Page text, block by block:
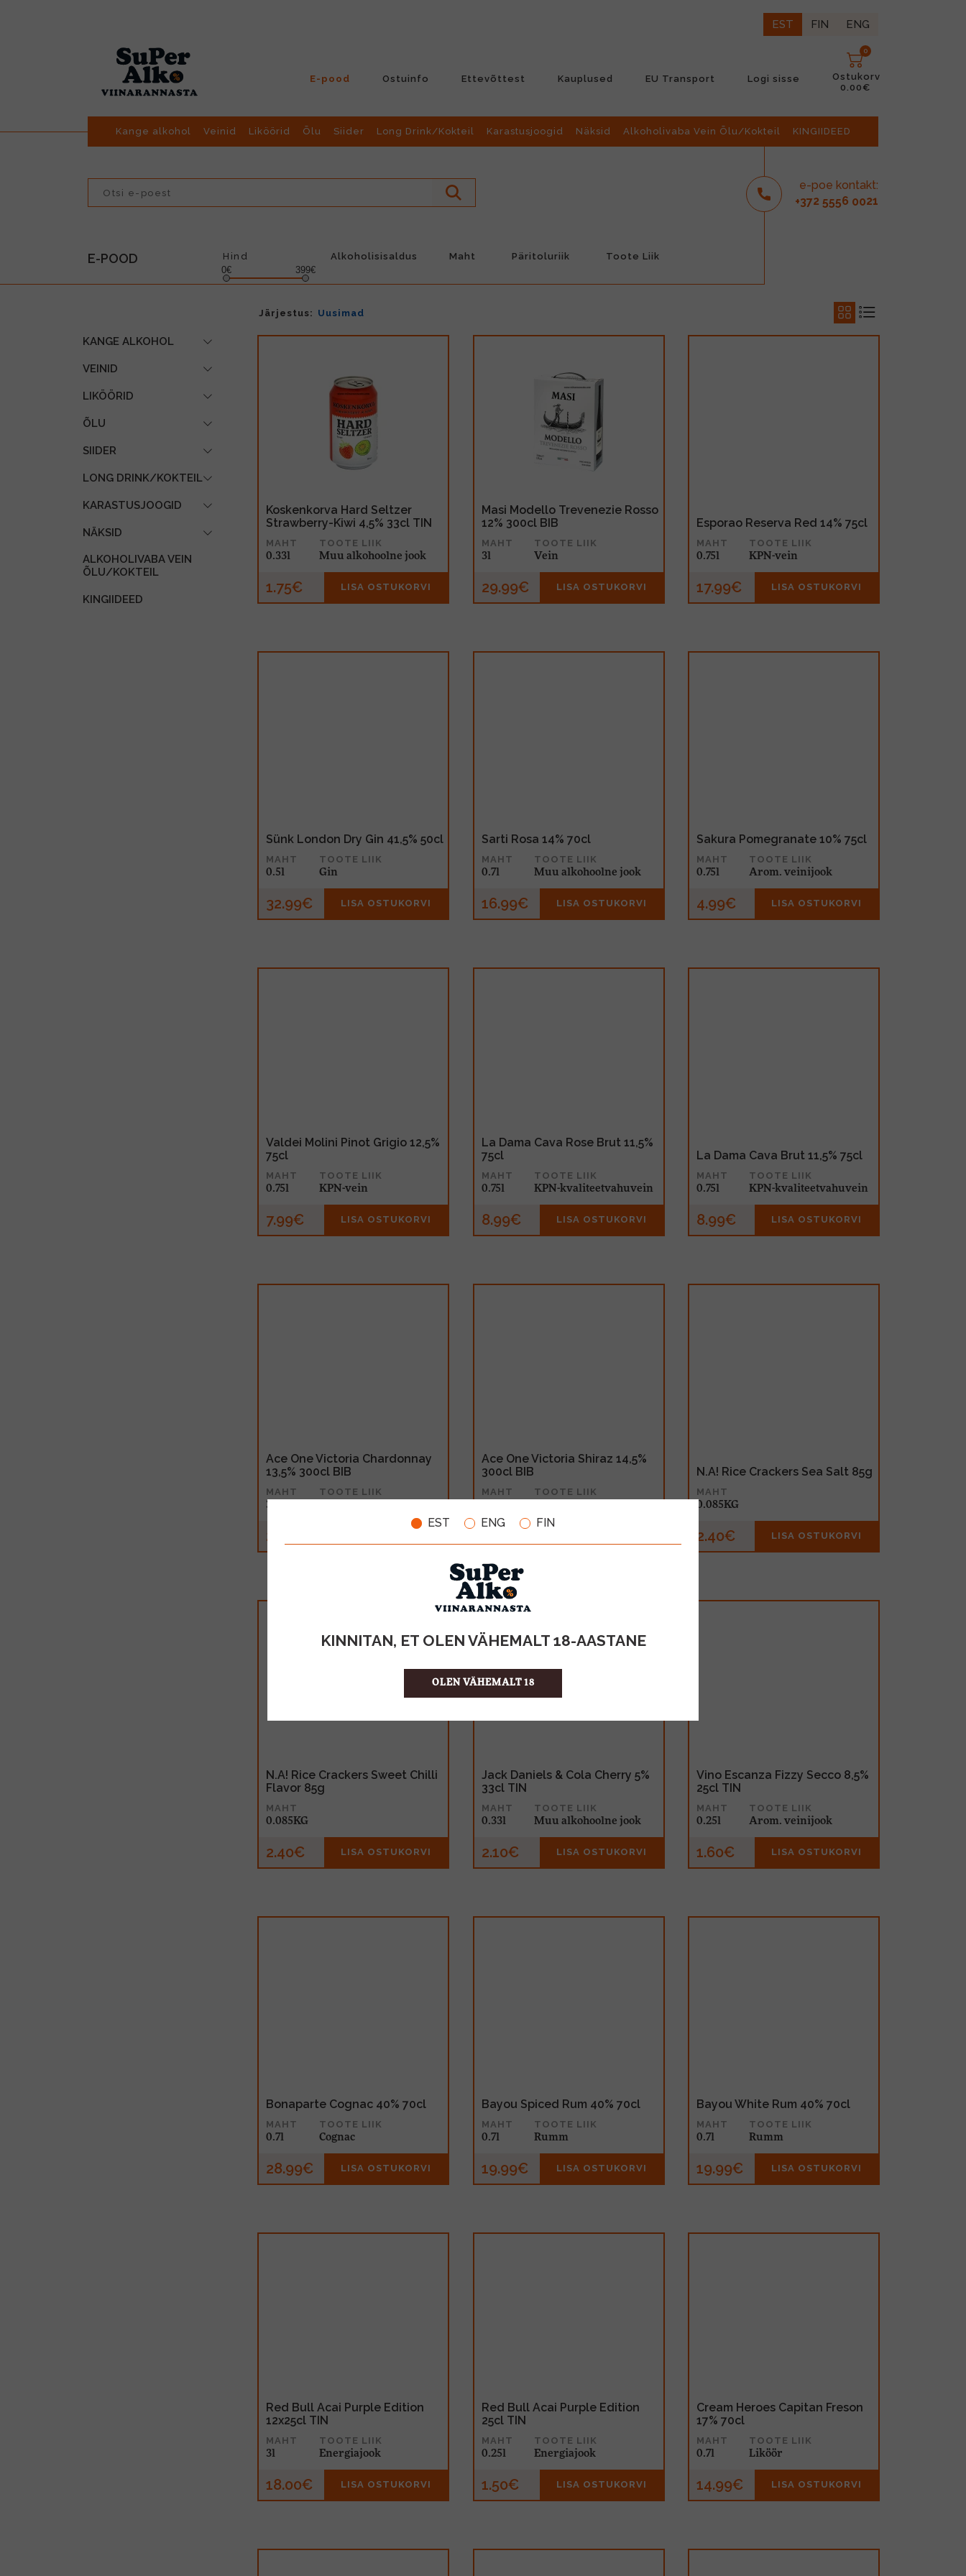
EST ENG FIN
KINNITAN, ET OLEN VÄHEMALT 18-AASTANE
OLEN VÄHEMALT 18
EST FIN ENG
E-pood Ostuinfo Ettevõttest Kauplused EU Transport Logi sisse
0
Ostukorv
0.00€
Kange alkohol Veinid Liköörid Õlu Siider Long Drink/Kokteil Karastusjoogid Näksid Alkoholivaba Vein Õlu/Kokteil KINGIIDEED
e-poe kontakt:
+372 5556 0021
E-POOD
Hind
0€
399€
Alkoholisisaldus Maht Päritoluriik Toote Liik
KANGE ALKOHOL
VEINID
LIKÖÖRID
ÕLU
SIIDER
LONG DRINK/KOKTEIL
KARASTUSJOOGID
NÄKSID
ALKOHOLIVABA VEIN
ÕLU/KOKTEIL
KINGIIDEED
Järjestus: Uusimad
Koskenkorva Hard Seltzer
Strawberry-Kiwi 4,5% 33cl TIN
MAHT
0.33l
TOOTE LIIK
Muu alkohoolne jook
1.75€ LISA OSTUKORVI
Masi Modello Trevenezie Rosso
12% 300cl BIB
MAHT
3l
TOOTE LIIK
Vein
29.99€ LISA OSTUKORVI
Esporao Reserva Red 14% 75cl
MAHT
0.75l
TOOTE LIIK
KPN-vein
17.99€ LISA OSTUKORVI
Sünk London Dry Gin 41,5% 50cl
MAHT
0.5l
TOOTE LIIK
Gin
32.99€ LISA OSTUKORVI
Sarti Rosa 14% 70cl
MAHT
0.7l
TOOTE LIIK
Muu alkohoolne jook
16.99€ LISA OSTUKORVI
Sakura Pomegranate 10% 75cl
MAHT
0.75l
TOOTE LIIK
Arom. veinijook
4.99€ LISA OSTUKORVI
Valdei Molini Pinot Grigio 12,5%
75cl
MAHT
0.75l
TOOTE LIIK
KPN-vein
7.99€ LISA OSTUKORVI
La Dama Cava Rose Brut 11,5%
75cl
MAHT
0.75l
TOOTE LIIK
KPN-kvaliteetvahuvein
8.99€ LISA OSTUKORVI
La Dama Cava Brut 11,5% 75cl
MAHT
0.75l
TOOTE LIIK
KPN-kvaliteetvahuvein
8.99€ LISA OSTUKORVI
Ace One Victoria Chardonnay
13,5% 300cl BIB
MAHT
3l
TOOTE LIIK
20.99€
Ace One Victoria Shiraz 14,5%
300cl BIB
MAHT
TOOTE LIIK
N.A! Rice Crackers Sea Salt 85g
MAHT
0.085KG
2.40€ LISA OSTUKORVI
N.A! Rice Crackers Sweet Chilli
Flavor 85g
MAHT
0.085KG
2.40€ LISA OSTUKORVI
Jack Daniels & Cola Cherry 5%
33cl TIN
MAHT
0.33l
TOOTE LIIK
Muu alkohoolne jook
2.10€ LISA OSTUKORVI
Vino Escanza Fizzy Secco 8,5%
25cl TIN
MAHT
0.25l
TOOTE LIIK
Arom. veinijook
1.60€ LISA OSTUKORVI
Bonaparte Cognac 40% 70cl
MAHT
0.7l
TOOTE LIIK
Cognac
28.99€ LISA OSTUKORVI
Bayou Spiced Rum 40% 70cl
MAHT
0.7l
TOOTE LIIK
Rumm
19.99€ LISA OSTUKORVI
Bayou White Rum 40% 70cl
MAHT
0.7l
TOOTE LIIK
Rumm
19.99€ LISA OSTUKORVI
Red Bull Acai Purple Edition
12x25cl TIN
MAHT
3l
TOOTE LIIK
Energiajook
18.00€ LISA OSTUKORVI
Red Bull Acai Purple Edition
25cl TIN
MAHT
0.25l
TOOTE LIIK
Energiajook
1.50€ LISA OSTUKORVI
Cream Heroes Capitan Freson
17% 70cl
MAHT
0.7l
TOOTE LIIK
Liköör
14.99€ LISA OSTUKORVI